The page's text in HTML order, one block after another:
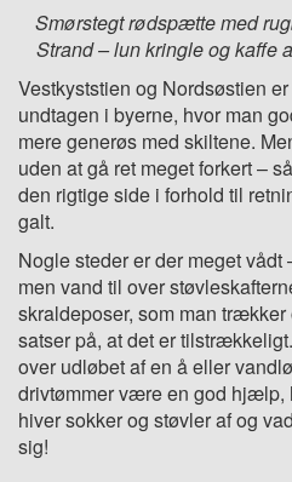
Smørstegt rødspætte med
Strand – lun kringle og kaffe
Vestkyststien og Nordsøstien
undtagen i byerne, hvor man
mere generøs med skiltene.
uden at gå ret meget forkert –
den rigtige side i forhold til
galt.
Nogle steder er der meget
men vand til over
skraldeposer, som man
satser på, at det er
over udløbet af en å eller
drivtømmer være en god hjælp,
hiver sokker og støvler af og
sig!